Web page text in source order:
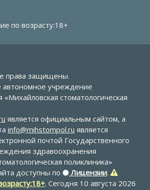
по возрасту:18+
права защищены.
автономное учреждение
стоматологическая
является официальным сайтом, а
info@mihstompol.ru является
почтой Государственного
здравоохранения
поликлиника»
доступны по
Лицензии.
. Сегодня 10 августа 2026